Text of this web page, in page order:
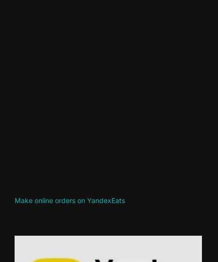
Make online orders on YandexEats